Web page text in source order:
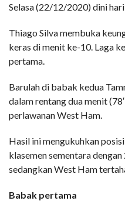
Selasa (22/12/2020) dini
Thiago Silva membuka
keras di menit ke-10. Laga
pertama.
Barulah di babak kedua
dalam rentang dua menit
perlawanan West Ham.
Hasil ini mengukuhkan
klasemen sementara
sedangkan West Ham
Babak pertama